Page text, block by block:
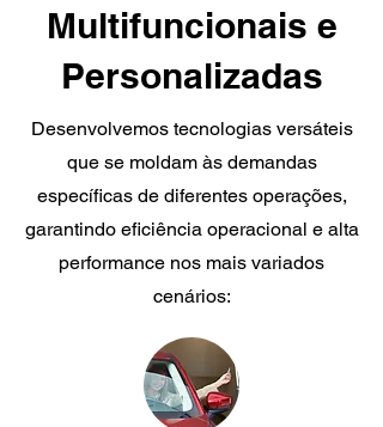
Multifuncionais e
Personalizadas
Desenvolvemos tecnologias versáteis
que se moldam às demandas
específicas de diferentes operações,
garantindo eficiência operacional e alta
performance nos mais variados
cenários: